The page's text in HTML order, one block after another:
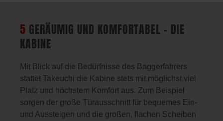
5 GERÄUMIG UND KOMFORTABEL – DIE
KABINE
Mit Blick auf die Bedürfnisse des Baggerfahrers
stattet Takeuchi die Kabine stets mit möglichst viel
Platz und höchstem Komfort aus. Zum Beispiel
sorgen der große Türausschnitt für bequemes Ein-
und Aussteigen und die großen, flachen Scheiben